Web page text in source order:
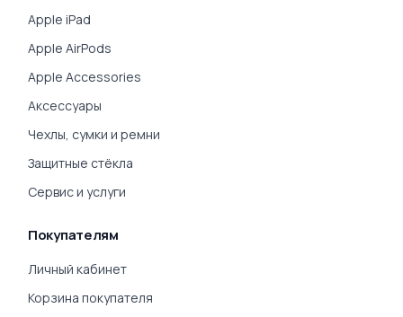
Apple iPad
Apple AirPods
Apple Accessories
Аксессуары
Чехлы, сумки и ремни
Защитные стёкла
Сервис и услуги
Покупателям
Личный кабинет
Корзина покупателя